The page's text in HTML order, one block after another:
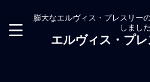
膨大なエルヴィス・プレスリー
しました
エルヴィス・プ